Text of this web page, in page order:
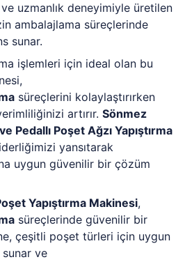
ve uzmanlık deneyimiyle üretilen
ambalajlama süreçlerinde
sunar.
işlemleri için ideal olan bu
süreçlerini kolaylaştırırken
artırır. Sönmez
Pedallı Poşet Ağzı Yapıştırma
yansıtarak
uygun güvenilir bir çözüm
Yapıştırma Makinesi,
süreçlerinde güvenilir bir
çeşitli poşet türleri için uygun
sunar ve